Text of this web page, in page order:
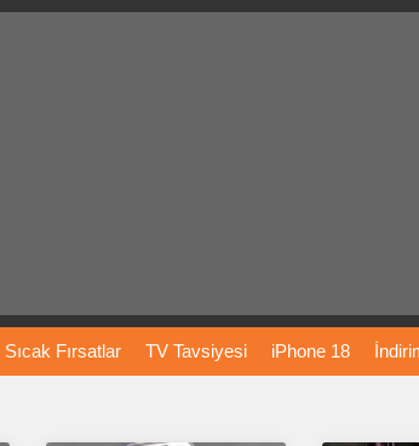
Sıcak Fırsatlar TV Tavsiyesi iPhone 18